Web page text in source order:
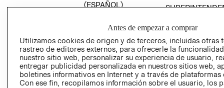
(ESPAÑOL)
TRANSPARENCIA
Y ÉTICA (INGLÉS)
COMERCIO - SIC
PETICIONES
QUEJAS Y
RECLAMOS
Antes de empezar a comprar
Utilizamos cookies de origen y de terceros, incluidas otras
rastreo de editores externos, para ofrecerle la
nuestro sitio web, personalizar su experiencia de usuario,
entregar publicidad personalizada en nuestros sitios web,
boletines informativos en Internet y a través de plataformas
Con ese fin, recopilamos información sobre el usuario, los